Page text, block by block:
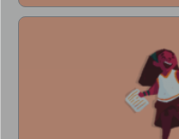
jato de foguetes.
ATIVIDADE 3 -